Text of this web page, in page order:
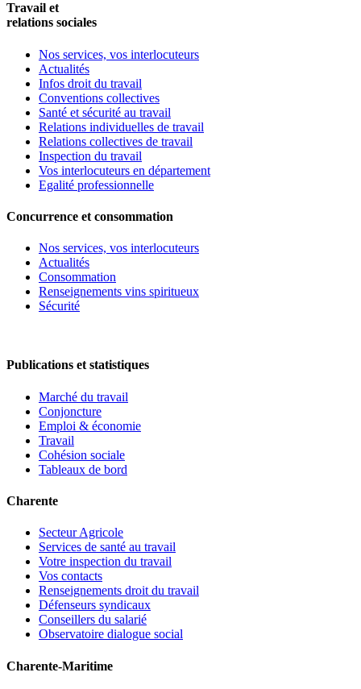
Travail et
relations sociales
Nos services, vos interlocuteurs
Actualités
Infos droit du travail
Conventions collectives
Santé et sécurité au travail
Relations individuelles de travail
Relations collectives de travail
Inspection du travail
Vos interlocuteurs en département
Egalité professionnelle
Concurrence et consommation
Nos services, vos interlocuteurs
Actualités
Consommation
Renseignements vins spiritueux
Sécurité
Publications et statistiques
Marché du travail
Conjoncture
Emploi & économie
Travail
Cohésion sociale
Tableaux de bord
Charente
Secteur Agricole
Services de santé au travail
Votre inspection du travail
Vos contacts
Renseignements droit du travail
Défenseurs syndicaux
Conseillers du salarié
Observatoire dialogue social
Charente-Maritime